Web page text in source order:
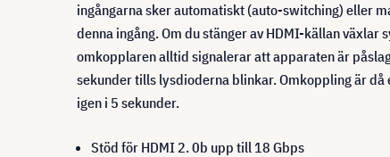
ingångarna sker automatiskt (auto-switching) eller
denna ingång. Om du stänger av HDMI-källan
omkopplaren alltid signalerar att apparaten är
sekunder tills lysdioderna blinkar. Omkoppling är
igen i 5 sekunder.
Stöd för HDMI 2. 0b upp till 18 Gbps